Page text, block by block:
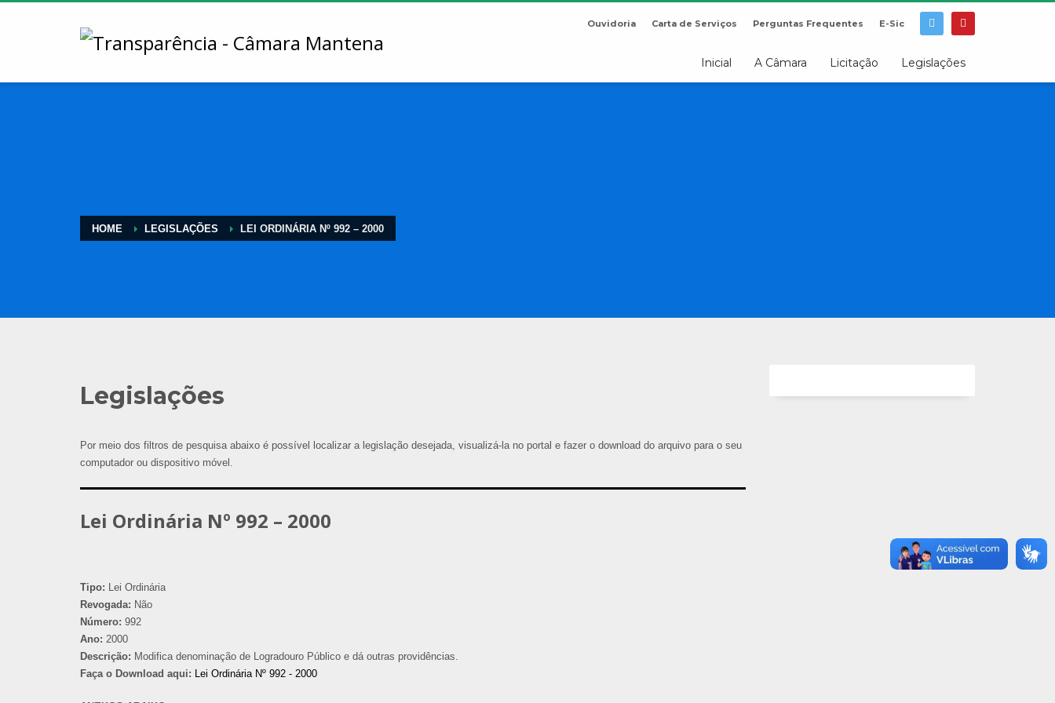
Ouvidoria Carta de Serviços Perguntas Frequentes E-Sic
Inicial A Câmara Licitação Legislações
HOME LEGISLAÇÕES LEI ORDINÁRIA Nº 992 – 2000
Legislações
Por meio dos filtros de pesquisa abaixo é possível localizar a legislação desejada, visualizá-la no portal e fazer o download do arquivo para o seu
computador ou dispositivo móvel.
Lei Ordinária Nº 992 – 2000
Tipo: Lei Ordinária
Revogada: Não
Número: 992
Ano: 2000
Descrição: Modifica denominação de Logradouro Público e dá outras providências.
Faça o Download aqui: Lei Ordinária Nº 992 - 2000